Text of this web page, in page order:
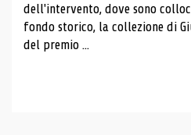
dell'intervento, dove sono
fondo storico, la collezione di
del premio ...